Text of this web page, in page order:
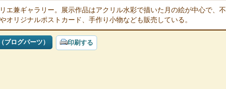
エ兼ギャラリー。展示作品はアクリル水彩で描いた月の絵が中心で、不
オリジナルポストカード、手作り小物なども販売している。
ログパーツ） 印刷する